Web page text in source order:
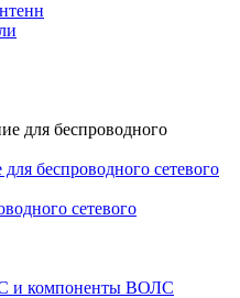
беспроводного сетевого
сетевого
и компоненты ВОЛС